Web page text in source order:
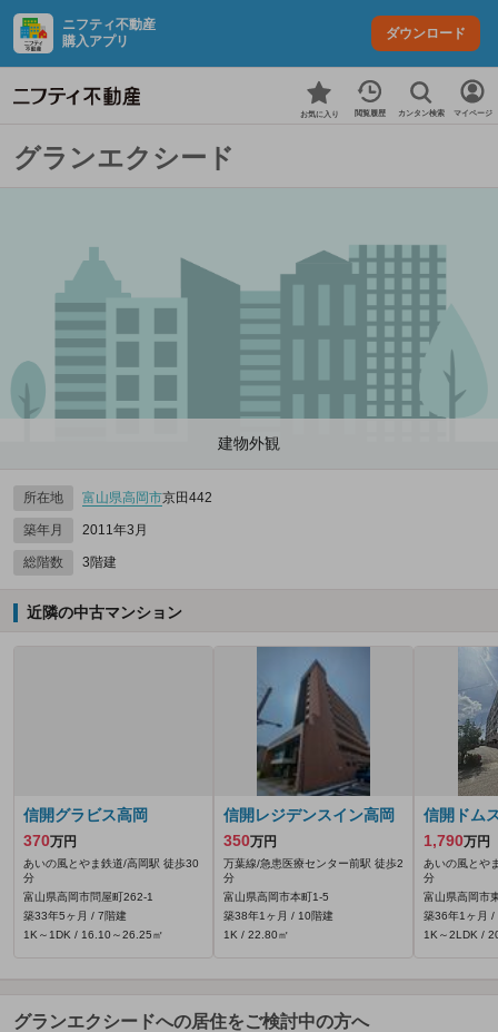
ニフティ不動産
購入アプリ
ダウンロード
お気に入り 閲覧履歴 カンタン検索 マイページ
グランエクシード
建物外観
所在地 富山県高岡市京田442
築年月 2011年3月
総階数 3階建
近隣の中古マンション
信開グラビス高岡
370万円
あいの風とやま鉄道/高岡駅 徒歩30
分
富山県高岡市問屋町262‐1
築33年5ヶ月 / 7階建
1K～1DK / 16.10～26.25㎡
信開レジデンスイン高岡
350万円
万葉線/急患医療センター前駅 徒歩2
分
富山県高岡市本町1-5
築38年1ヶ月 / 10階建
1K / 22.80㎡
信開ドム
1,790万円
あいの風とや
分
富山県高岡市
築36年1ヶ月 /
1K～2LDK /
グランエクシードへの居住をご検討中の方へ